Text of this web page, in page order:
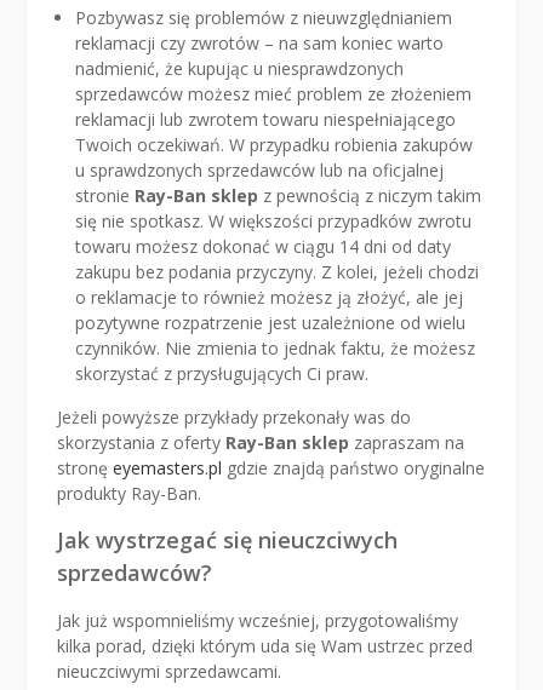
Pozbywasz się problemów z nieuwzględnianiem
reklamacji czy zwrotów – na sam koniec warto
nadmienić, że kupując u niesprawdzonych
sprzedawców możesz mieć problem ze złożeniem
reklamacji lub zwrotem towaru niespełniającego
Twoich oczekiwań. W przypadku robienia zakupów
u sprawdzonych sprzedawców lub na oficjalnej
stronie Ray-Ban sklep z pewnością z niczym takim
się nie spotkasz. W większości przypadków zwrotu
towaru możesz dokonać w ciągu 14 dni od daty
zakupu bez podania przyczyny. Z kolei, jeżeli chodzi
o reklamacje to również możesz ją złożyć, ale jej
pozytywne rozpatrzenie jest uzależnione od wielu
czynników. Nie zmienia to jednak faktu, że możesz
skorzystać z przysługujących Ci praw.
Jeżeli powyższe przykłady przekonały was do
skorzystania z oferty Ray-Ban sklep zapraszam na
stronę eyemasters.pl gdzie znajdą państwo oryginalne
produkty Ray-Ban.
Jak wystrzegać się nieuczciwych
sprzedawców?
Jak już wspomnieliśmy wcześniej, przygotowaliśmy
kilka porad, dzięki którym uda się Wam ustrzec przed
nieuczciwymi sprzedawcami.